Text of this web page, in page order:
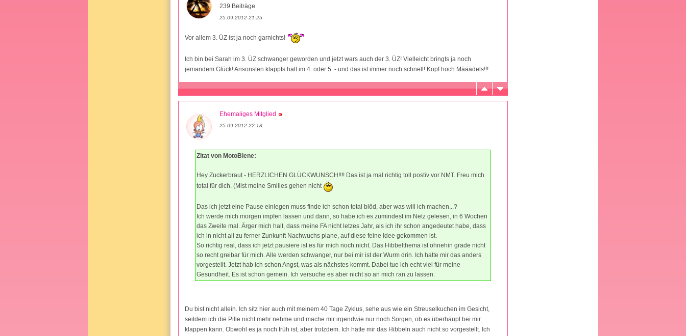
239 Beiträge
25.09.2012 21:25
Vor allem 3. ÜZ ist ja noch garnichts!
Ich bin bei Sarah im 3. ÜZ schwanger geworden und jetzt wars auch der 3. ÜZ! Vielleicht bringts ja noch
jemandem Glück! Ansonsten klappts halt im 4. oder 5. - und das ist immer noch schnell! Kopf hoch Määädels!!!
Ehemaliges Mitglied
25.09.2012 22:18
Zitat von MotoBiene:
Hey Zuckerbraut - HERZLICHEN GLÜCKWUNSCH!!!! Das ist ja mal richtig toll postiv vor NMT. Freu mich
total für dich. (Mist meine Smilies gehen nicht
Das ich jetzt eine Pause einlegen muss finde ich schon total blöd, aber was will ich machen...?
Ich werde mich morgen impfen lassen und dann, so habe ich es zumindest im Netz gelesen, in 6 Wochen
das Zweite mal. Ärger mich halt, dass meine FA nicht letzes Jahr, als ich ihr schon angedeutet habe, dass
ich in nicht all zu ferner Zunkunft Nachwuchs plane, auf diese feine Idee gekommen ist.
So richtig real, dass ich jetzt pausiere ist es für mich noch nicht. Das Hibbelthema ist ohnehin grade nicht
so recht greibar für mich. Alle werden schwanger, nur bei mir ist der Wurm drin. Ich hatte mir das anders
vorgestellt. Jetzt hab ich schon Angst, was als nächstes kommt. Dabei tue ich echt viel für meine
Gesundheit. Es ist schon gemein. Ich versuche es aber nicht so an mich ran zu lassen.
Du bist nicht allein. Ich sitz hier auch mit meinem 40 Tage Zyklus, sehe aus wie ein Streuselkuchen im Gesicht,
seitdem ich die Pille nicht mehr nehme und mache mir irgendwie nur noch Sorgen, ob es überhaupt bei mir
klappen kann. Obwohl es ja noch früh ist, aber trotzdem. Ich hätte mir das Hibbeln auch nicht so vorgestellt. Ich